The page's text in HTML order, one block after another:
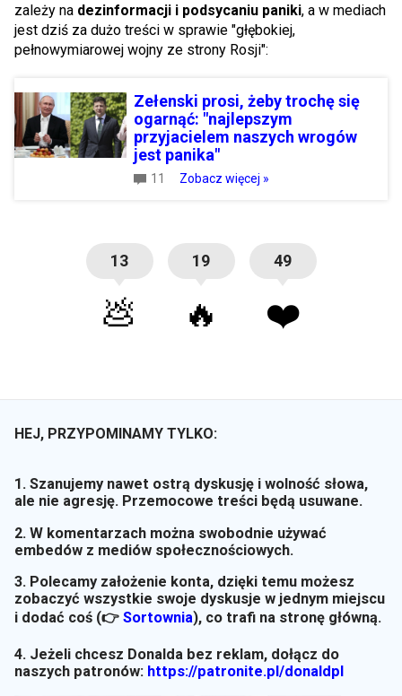
zależy na dezinformacji i podsycaniu paniki, a w mediach
jest dziś za dużo treści w sprawie "głębokiej,
pełnowymiarowej wojny ze strony Rosji":
Zełenski prosi, żeby trochę się
ogarnąć: "najlepszym
przyjacielem naszych wrogów
jest panika"
11 Zobacz więcej »
13
💩
19
🔥
49
❤️
HEJ, PRZYPOMINAMY TYLKO:
1. Szanujemy nawet ostrą dyskusję i wolność słowa,
ale nie agresję. Przemocowe treści będą usuwane.
2. W komentarzach można swobodnie używać
embedów z mediów społecznościowych.
3. Polecamy założenie konta, dzięki temu możesz
zobaczyć wszystkie swoje dyskusje w jednym miejscu
i dodać coś (👉 Sortownia), co trafi na stronę główną.
4. Jeżeli chcesz Donalda bez reklam, dołącz do
naszych patronów: https://patronite.pl/donaldpl